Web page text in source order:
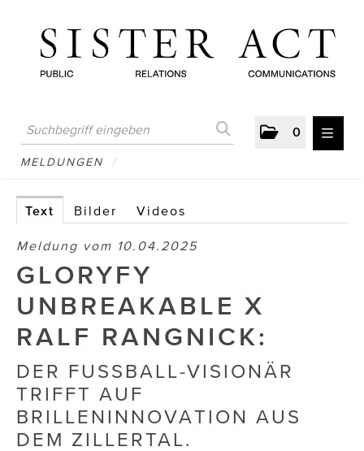
0
MELDUNGEN
AUSTRIAN PRESS DAY
ATELIER FĒ.
Brigitta Nemeth Art
Die Dudlerei
Dominic Marcus Singer
MELDUNGEN /
Text Bilder Videos
Meldung vom 10.04.2025
GLORYFY
UNBREAKABLE X
RALF RANGNICK:
DER FUSSBALL-VISIONÄR
TRIFFT AUF
BRILLENINNOVATION AUS
DEM ZILLERTAL.